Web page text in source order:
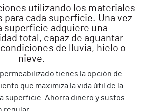
utilizando los materiales
para cada superficie. Una vez
superficie adquiere una
total, capaz de aguantar
de lluvia, hielo o
nieve.
tienes la opción de
que maximiza la vida útil de la
superficie. Ahorra dinero y sustos